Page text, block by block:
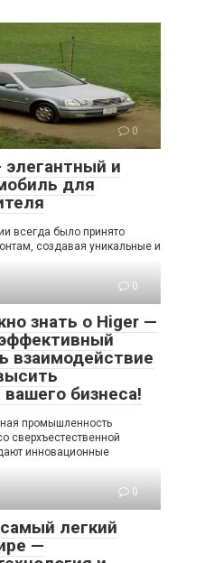
0
и
для
всегда было принято
создавая уникальные и
0
знать о Higer —
взаимодействие
бизнеса!
промышленность
сверхъестественной
инновационные
0
легкий
—